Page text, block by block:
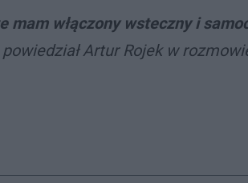
mam włączony wsteczny i
Artur Rojek w